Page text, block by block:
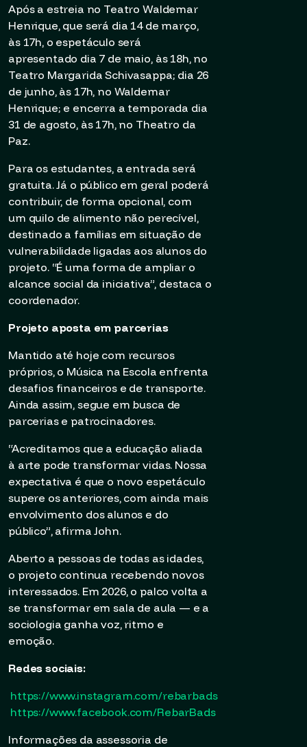
Após a estreia no Teatro Waldemar
Henrique, que será dia 14 de março,
às 17h, o espetáculo será
apresentado dia 7 de maio, às 18h, no
Teatro Margarida Schivasappa; dia 26
de junho, às 17h, no Waldemar
Henrique; e encerra a temporada dia
31 de agosto, às 17h, no Theatro da
Paz.
Para os estudantes, a entrada será
gratuita. Já o público em geral poderá
contribuir, de forma opcional, com
um quilo de alimento não perecível,
destinado a famílias em situação de
vulnerabilidade ligadas aos alunos do
projeto. “É uma forma de ampliar o
alcance social da iniciativa”, destaca o
coordenador.
Projeto aposta em parcerias
Mantido até hoje com recursos
próprios, o Música na Escola enfrenta
desafios financeiros e de transporte.
Ainda assim, segue em busca de
parcerias e patrocinadores.
“Acreditamos que a educação aliada
à arte pode transformar vidas. Nossa
expectativa é que o novo espetáculo
supere os anteriores, com ainda mais
envolvimento dos alunos e do
público”, afirma John.
Aberto a pessoas de todas as idades,
o projeto continua recebendo novos
interessados. Em 2026, o palco volta a
se transformar em sala de aula — e a
sociologia ganha voz, ritmo e
emoção.
Redes sociais:
https://www.instagram.com/rebarbads
https://www.facebook.com/RebarBads
Informações da assessoria de